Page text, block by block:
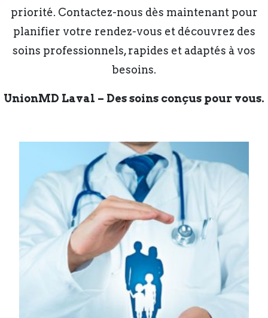
priorité. Contactez-nous dès maintenant pour
planifier votre rendez-vous et découvrez des
soins professionnels, rapides et adaptés à vos
besoins.
UnionMD Laval – Des soins conçus pour vous.